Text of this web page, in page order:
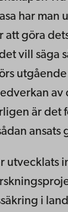
har man
att göra
vill säga
utgående
av
är det
ansats
utvecklats
i